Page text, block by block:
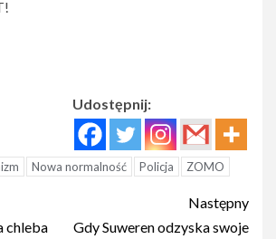
Udostępnij:
Nowa normalność Policja ZOMO
chleba
Następny
Gdy Suweren odzyska swoje